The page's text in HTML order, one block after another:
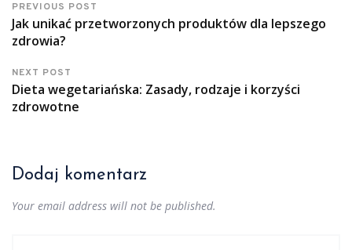
PREVIOUS POST
Jak unikać przetworzonych produktów dla lepszego
zdrowia?
NEXT POST
Dieta wegetariańska: Zasady, rodzaje i korzyści
zdrowotne
Dodaj komentarz
Your email address will not be published.